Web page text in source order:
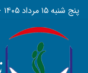
پنج شنبه ١٥ مرداد ١٤٠٥